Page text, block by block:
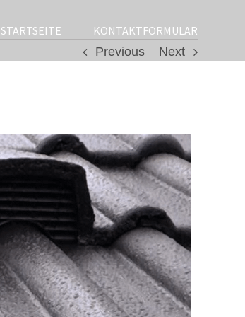
STARTSEITE
KONTAKTFORMULAR
Previous
Next